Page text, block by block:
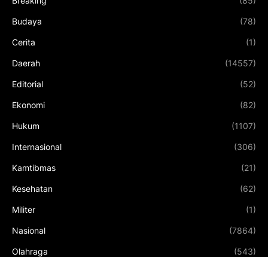
Budaya (78)
Cerita (1)
Daerah (14557)
Editorial (52)
Ekonomi (82)
Hukum (1107)
Internasional (306)
Kamtibmas (21)
Kesehatan (62)
Militer (1)
Nasional (7864)
Olahraga (543)